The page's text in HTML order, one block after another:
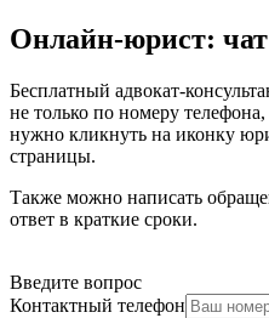
Онлайн-юрист: чат
Бесплатный адвокат-
не только по номеру
нужно кликнуть на иконку
страницы.
Также можно написать
ответ в краткие сроки.
Введите вопрос
Контактный телефон